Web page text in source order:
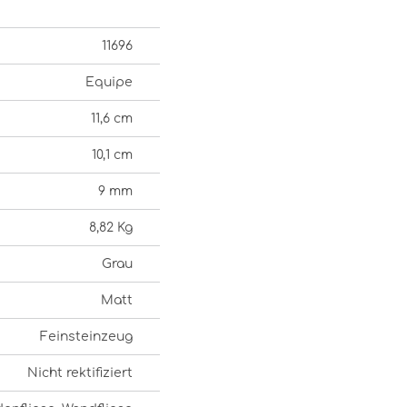
11696
Equipe
11,6 cm
10,1 cm
9 mm
8,82 Kg
Grau
Matt
Feinsteinzeug
Nicht rektifiziert